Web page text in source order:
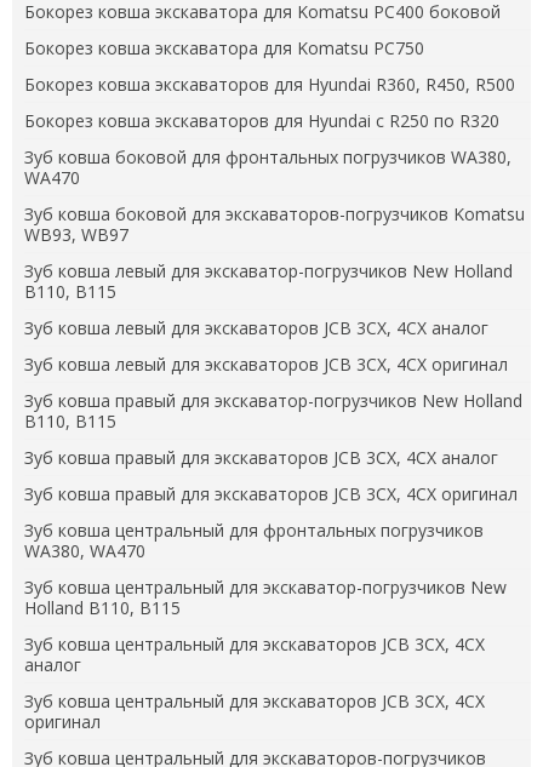
Бокорез ковша экскаватора для Komatsu PC400 боковой
Бокорез ковша экскаватора для Komatsu PC750
Бокорез ковша экскаваторов для Hyundai R360, R450, R500
Бокорез ковша экскаваторов для Hyundai с R250 по R320
Зуб ковша боковой для фронтальных погрузчиков WA380,
WA470
Зуб ковша боковой для экскаваторов-погрузчиков Komatsu
WB93, WB97
Зуб ковша левый для экскаватор-погрузчиков New Holland
B110, B115
Зуб ковша левый для экскаваторов JCB 3CX, 4CX аналог
Зуб ковша левый для экскаваторов JCB 3CX, 4CX оригинал
Зуб ковша правый для экскаватор-погрузчиков New Holland
B110, B115
Зуб ковша правый для экскаваторов JCB 3CX, 4CX аналог
Зуб ковша правый для экскаваторов JCB 3CX, 4CX оригинал
Зуб ковша центральный для фронтальных погрузчиков
WA380, WA470
Зуб ковша центральный для экскаватор-погрузчиков New
Holland B110, B115
Зуб ковша центральный для экскаваторов JCB 3CX, 4CX
аналог
Зуб ковша центральный для экскаваторов JCB 3CX, 4CX
оригинал
Зуб ковша центральный для экскаваторов-погрузчиков